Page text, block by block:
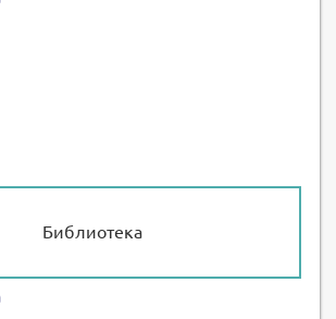
Библиотека